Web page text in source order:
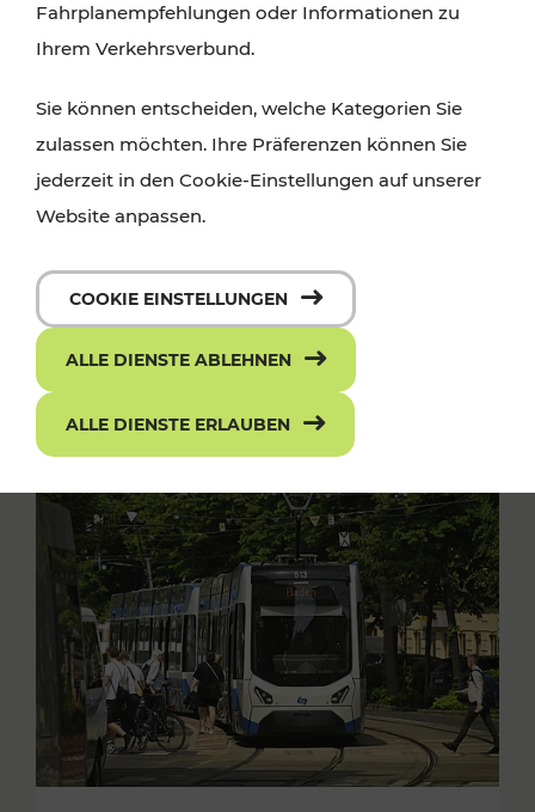
Fahrplanempfehlungen oder Informationen zu
Ihrem Verkehrsverbund.
Sie können entscheiden, welche Kategorien Sie
zulassen möchten. Ihre Präferenzen können Sie
jederzeit in den Cookie-Einstellungen auf unserer
Website anpassen.
COOKIE EINSTELLUNGEN
ALLE DIENSTE ABLEHNEN
ALLE DIENSTE ERLAUBEN